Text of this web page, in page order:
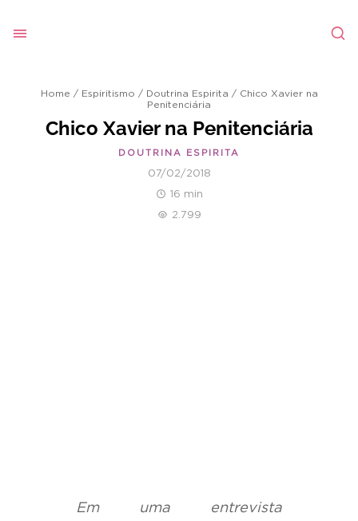
Home / Espiritismo / Doutrina Espirita / Chico Xavier na
Penitenciária
Chico Xavier na Penitenciária
DOUTRINA ESPIRITA
07/02/2018
16 min
2.799
Em uma entrevista